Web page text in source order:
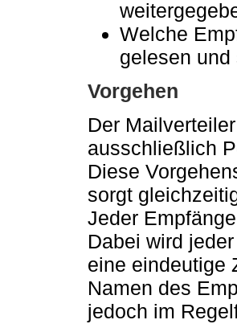
Welche
gelesen
Vorgehen
Der
ausschließlich
Diese
sorgt
Jeder
Dabei wird
eine eindeutige
Namen des
jedoch im